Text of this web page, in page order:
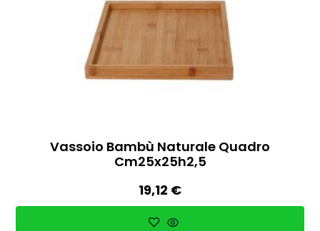
Vassoio Bambù Naturale Quadro
Cm25x25h2,5
19,12 €